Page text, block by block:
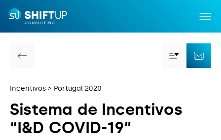
Incentivos
Capacitação
Portugal 2020
Contratação de Recursos Humanos
Estágio Emprego
Estágios Profissionais
Mais
Incentivos Portugal 2020
Sistema de Incentivos
“I&D COVID-19”